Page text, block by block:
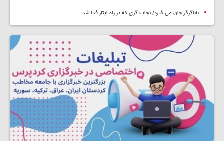
باباگرگر جان می گیرد/ نجات گری که در راه ایثار فدا شد